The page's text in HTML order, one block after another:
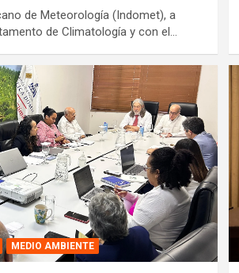
de Meteorología (Indomet), a
de Climatología y con el…
MEDIO AMBIENTE